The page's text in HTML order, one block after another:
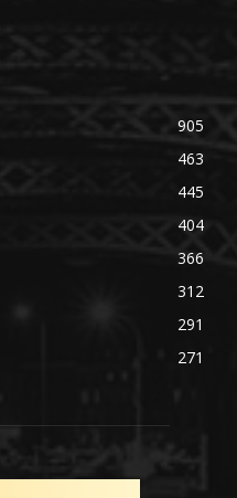
905
463
445
404
366
312
291
271